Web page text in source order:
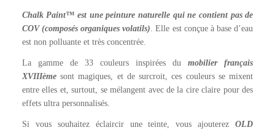
Chalk Paint™ est une peinture naturelle qui ne contient pas de
COV (composés organiques volatils). Elle est conçue à base d’eau
est non polluante et très concentrée.
La gamme de 33 couleurs inspirées dumobilier français
XVIIIèmesont magiques, et de surcroit, ces couleurs se mixent
entre elles et, surtout, se mélangent avec de la cire claire pour des
effets ultra personnalisés.
Si vous souhaitez éclaircir une teinte, vous ajouterezOLD